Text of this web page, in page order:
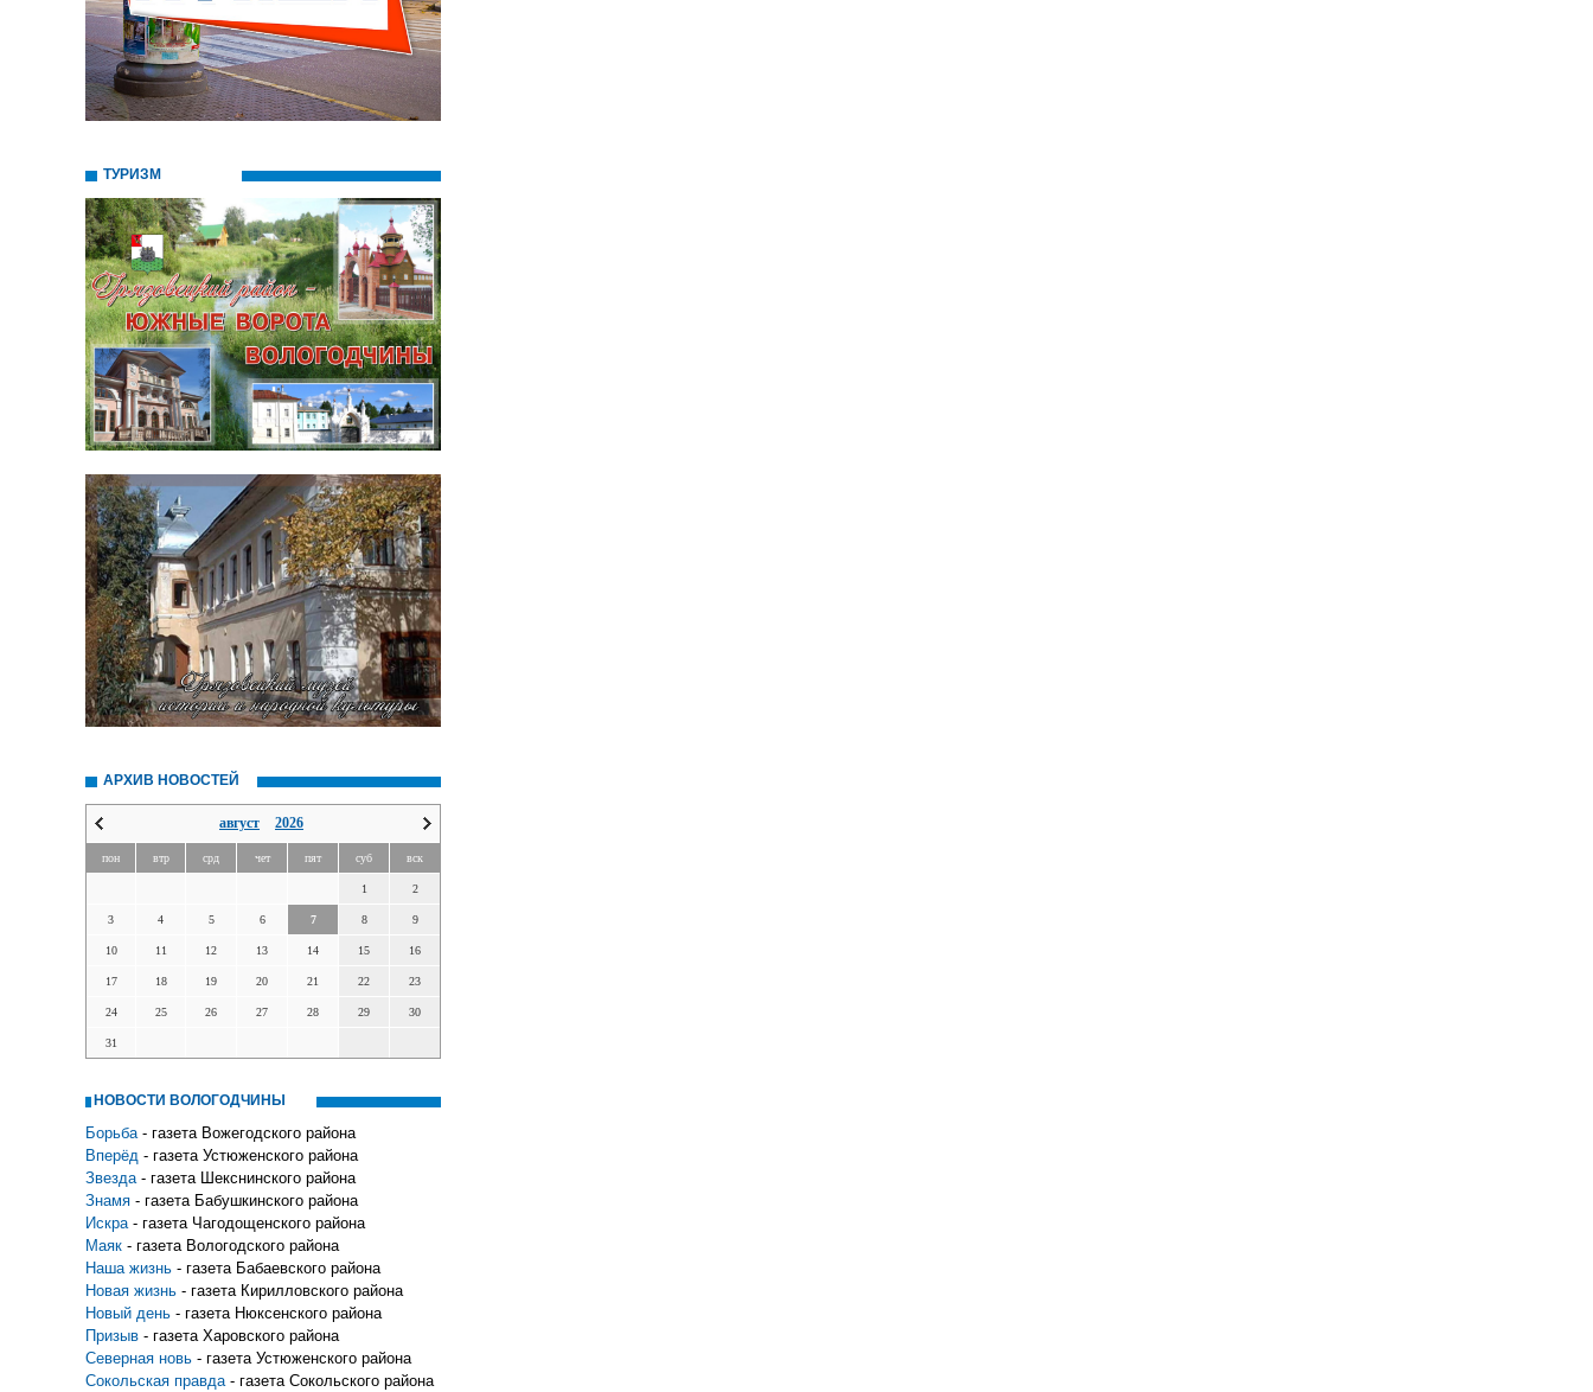
ТУРИЗМ
АРХИВ НОВОСТЕЙ
август 2026
пон втр срд чет пят суб вск
1 2
3 4 5 6 7 8 9
10 11 12 13 14 15 16
17 18 19 20 21 22 23
24 25 26 27 28 29 30
31
НОВОСТИ ВОЛОГОДЧИНЫ
Борьба - газета Вожегодского района
Вперёд - газета Устюженского района
Звезда - газета Шекснинского района
Знамя - газета Бабушкинского района
Искра - газета Чагодощенского района
Маяк - газета Вологодского района
Наша жизнь - газета Бабаевского района
Новая жизнь - газета Кирилловского района
Новый день - газета Нюксенского района
Призыв - газета Харовского района
Северная новь - газета Устюженского района
Сокольская правда - газета Сокольского района